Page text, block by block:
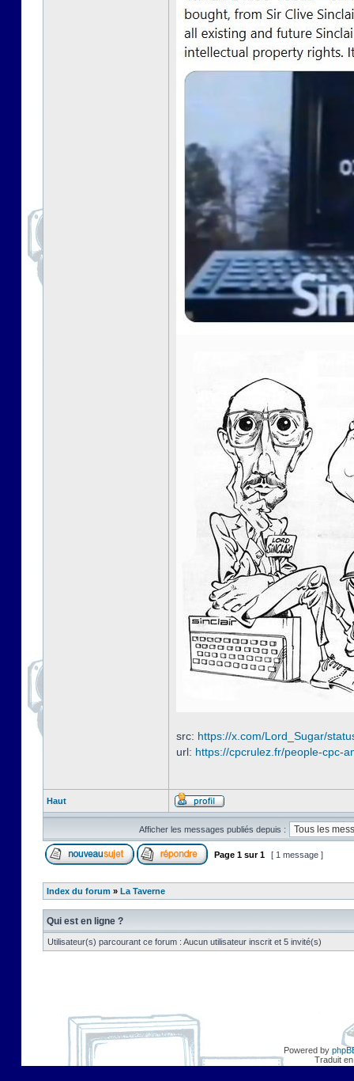
src: https://x.com/Lord_Sugar/
url: https://cpcrulez.fr/people-cpc-
Haut
Afficher les messages publiés depuis :
Page 1 sur1 [ 1 message ]
Index du forum » La Taverne
Qui est en ligne ?
Utilisateur(s) parcourant ce forum : Aucun utilisateur inscrit et 5 invité(s)
Powered by
Traduit